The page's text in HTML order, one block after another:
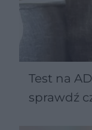
Test na
sprawdź